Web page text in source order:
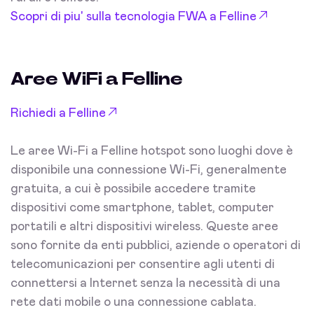
Scopri di piu' sulla tecnologia FWA a Felline
Aree WiFi a Felline
Richiedi a Felline
Le aree Wi-Fi a Felline hotspot sono luoghi dove è
disponibile una connessione Wi-Fi, generalmente
gratuita, a cui è possibile accedere tramite
dispositivi come smartphone, tablet, computer
portatili e altri dispositivi wireless. Queste aree
sono fornite da enti pubblici, aziende o operatori di
telecomunicazioni per consentire agli utenti di
connettersi a Internet senza la necessità di una
rete dati mobile o una connessione cablata.